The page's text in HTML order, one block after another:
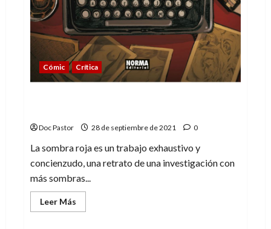
Cómic Crítica
Doc Pastor 28 de septiembre de 2021 0
La sombra roja es un trabajo exhaustivo y
concienzudo, una retrato de una investigación con
más sombras...
Leer Más
más